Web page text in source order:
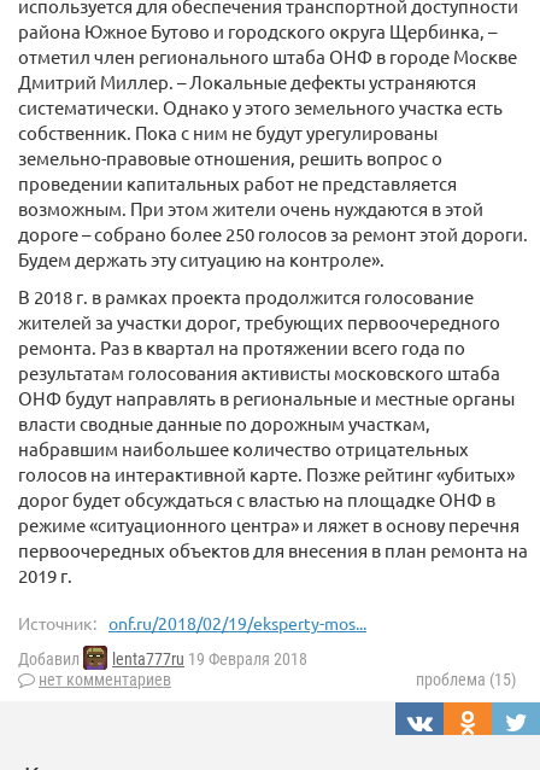
используется для обеспечения транспортной доступности
района Южное Бутово и городского округа Щербинка, –
отметил член регионального штаба ОНФ в городе Москве
Дмитрий Миллер. – Локальные дефекты устраняются
систематически. Однако у этого земельного участка есть
собственник. Пока с ним не будут урегулированы
земельно-правовые отношения, решить вопрос о
проведении капитальных работ не представляется
возможным. При этом жители очень нуждаются в этой
дороге – собрано более 250 голосов за ремонт этой дороги.
Будем держать эту ситуацию на контроле».
В 2018 г. в рамках проекта продолжится голосование
жителей за участки дорог, требующих первоочередного
ремонта. Раз в квартал на протяжении всего года по
результатам голосования активисты московского штаба
ОНФ будут направлять в региональные и местные органы
власти сводные данные по дорожным участкам,
набравшим наибольшее количество отрицательных
голосов на интерактивной карте. Позже рейтинг «убитых»
дорог будет обсуждаться с властью на площадке ОНФ в
режиме «ситуационного центра» и ляжет в основу перечня
первоочередных объектов для внесения в план ремонта на
2019 г.
Источник: onf.ru/2018/02/19/eksperty-mos...
Добавил lenta777ru 19 Февраля 2018
нет комментариев
проблема (15)